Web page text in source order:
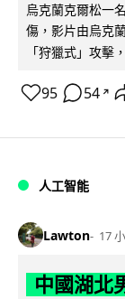
烏克蘭克爾松一
傷，影片由烏克
「狩獵式」攻擊
95 54 ↗
人工智能
Lawton 17
中國湖北